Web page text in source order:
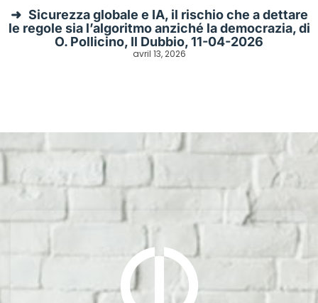
Sicurezza globale e IA, il rischio che a dettare
le regole sia l’algoritmo anziché la democrazia, di
O. Pollicino, Il Dubbio, 11-04-2026
avril 13, 2026